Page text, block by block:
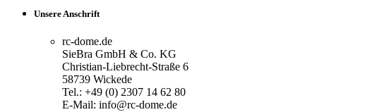
Unsere Anschrift
rc-dome.de
SieBra GmbH & Co. KG
Christian-Liebrecht-Straße 6
58739 Wickede
Tel.: +49 (0) 2307 14 62 80
E-Mail: info@rc-dome.de